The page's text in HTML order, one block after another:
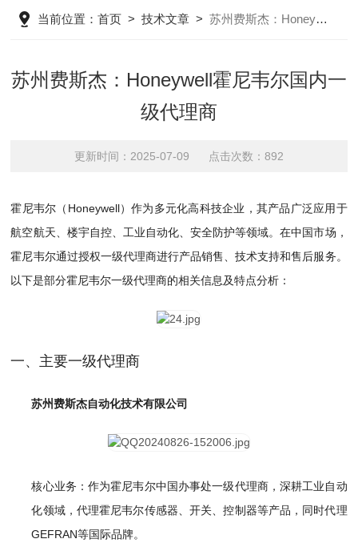
当前位置：首页 >技术文章 >苏州费斯杰：Honeywell霍尼韦尔国内一级代理商
苏州费斯杰：Honeywell霍尼韦尔国内一
级代理商
更新时间：2025-07-09 点击次数：892
霍尼韦尔（Honeywell）作为多元化高科技企业，其产品广泛应用于
航空航天、楼宇自控、工业自动化、安全防护等领域。在中国市场，
霍尼韦尔通过授权一级代理商进行产品销售、技术支持和售后服务。
以下是部分霍尼韦尔一级代理商的相关信息及特点分析：
一、主要一级代理商
苏州费斯杰自动化技术有限公司
核心业务：作为霍尼韦尔中国办事处一级代理商，深耕工业自动
化领域，代理霍尼韦尔传感器、开关、控制器等产品，同时代理
GEFRAN等国际品牌。